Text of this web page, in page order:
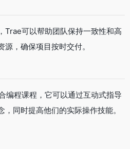
Trae可以帮助团队保持一致性和高
，确保项目按时交付。
编程课程，它可以通过互动式指导
同时提高他们的实际操作技能。